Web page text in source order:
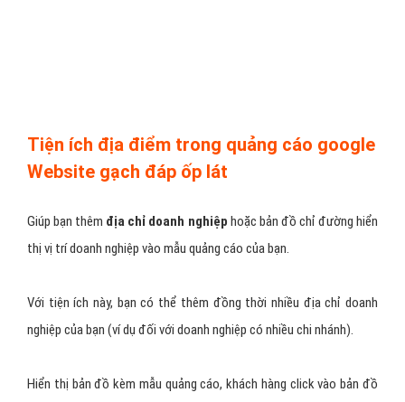
Tiện ích địa điểm trong quảng cáo google
Website gạch đáp ốp lát
Giúp bạn thêm địa chỉ doanh nghiệp hoặc bản đồ chỉ đường hiển
thị vị trí doanh nghiệp vào mẫu quảng cáo của bạn.
Với tiện ích này, bạn có thể thêm đồng thời nhiều địa chỉ doanh
nghiệp của bạn (ví dụ đối với doanh nghiệp có nhiều chi nhánh).
Hiển thị bản đồ kèm mẫu quảng cáo, khách hàng click vào bản đồ